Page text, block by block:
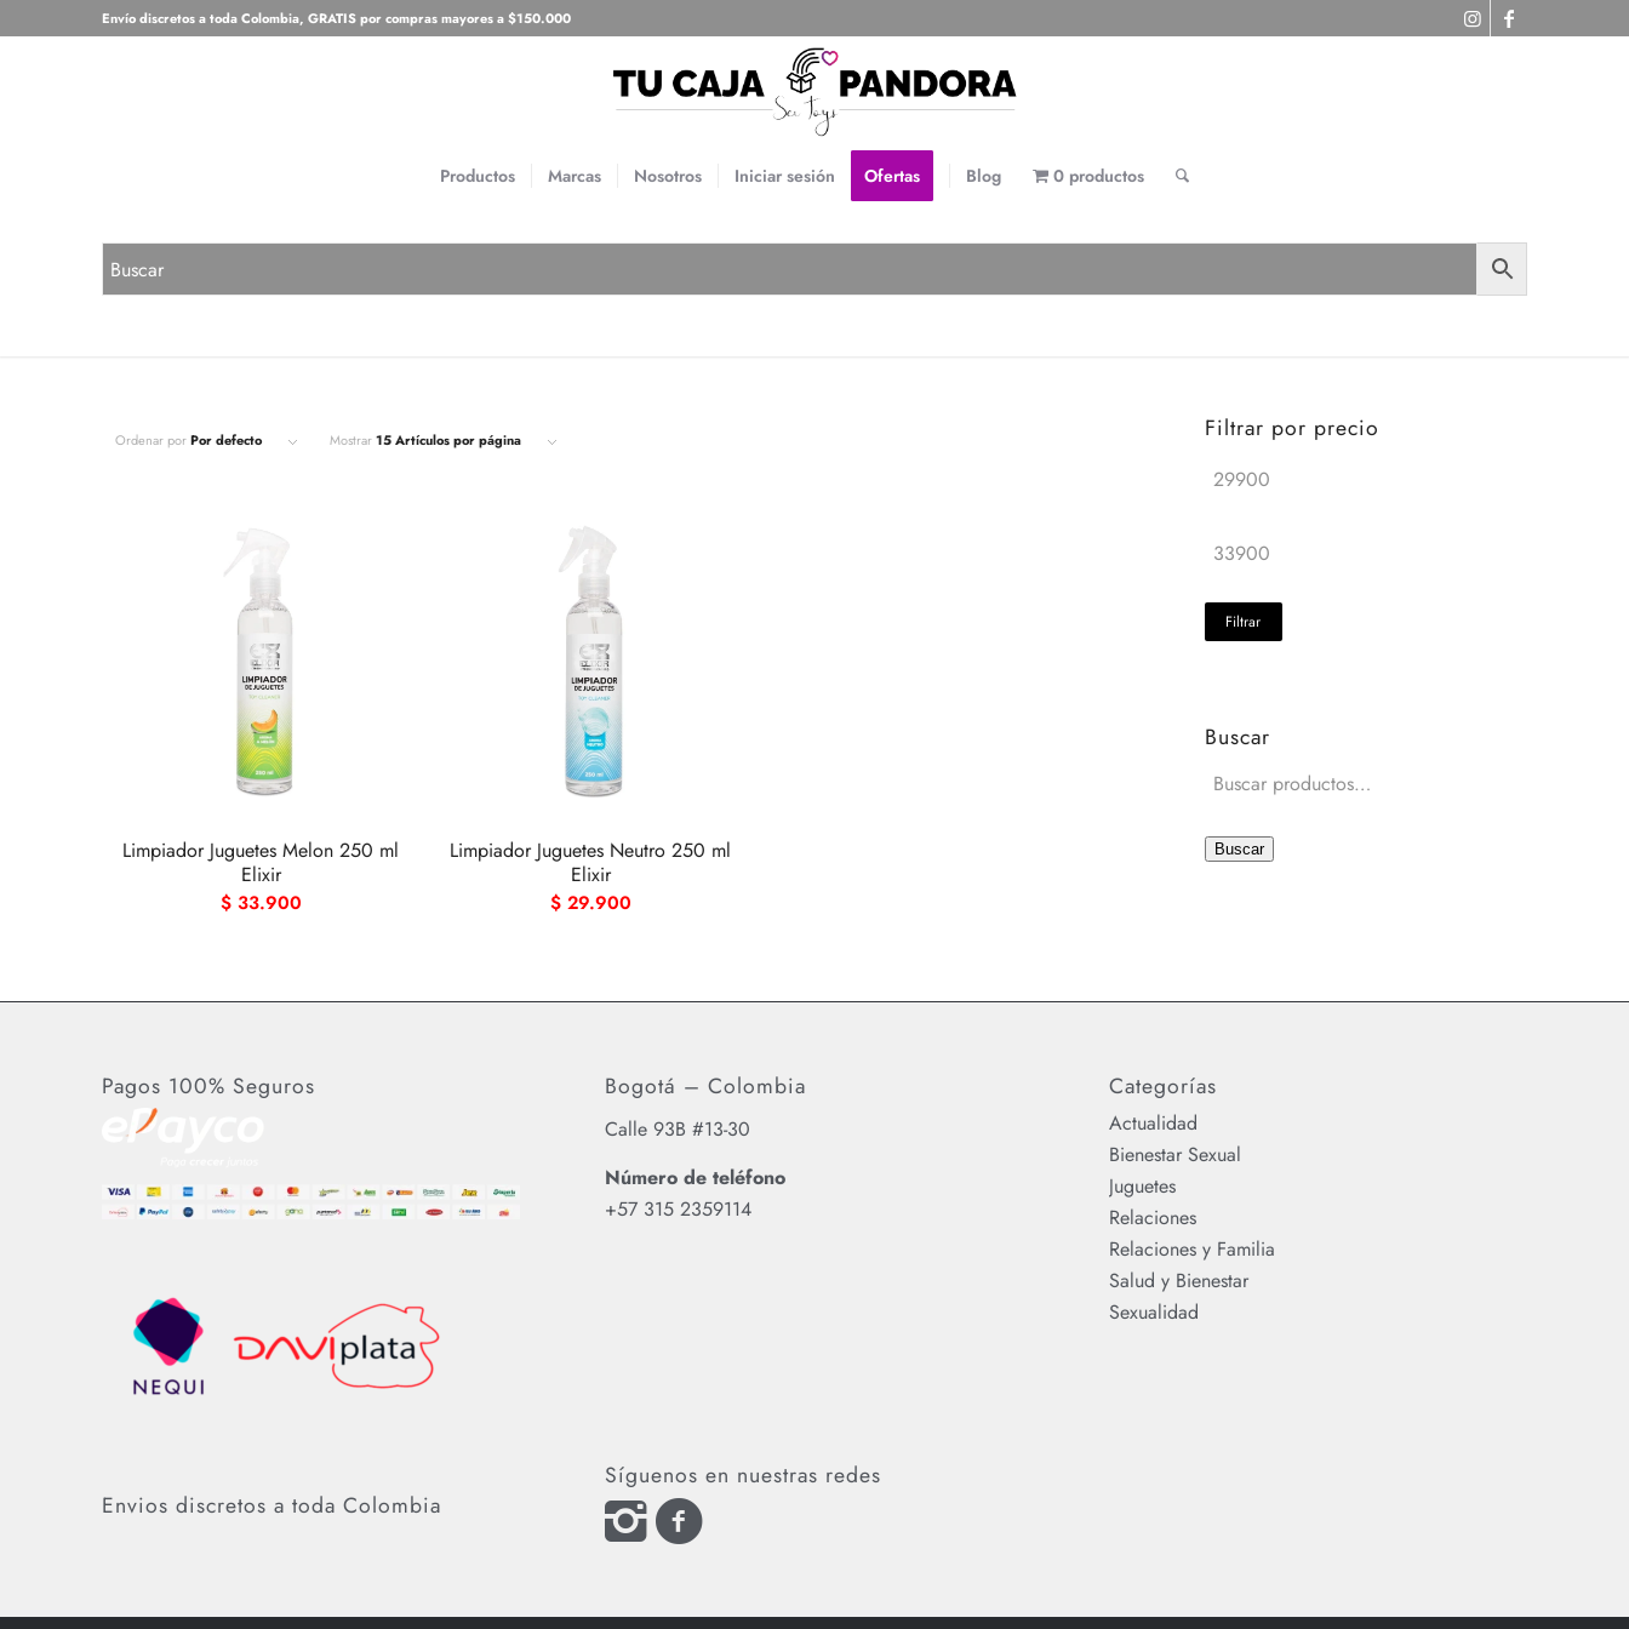
Envío discretos a toda Colombia, GRATIS por compras mayores a $150.000
Productos Marcas Nosotros Iniciar sesión Ofertas Blog 0 productos
Ordenar porPor defecto Mostrar15 Artículos por página
Limpiador Juguetes Melon 250 ml
Elixir
$33.900
Limpiador Juguetes Neutro 250 ml
Elixir
$29.900
Filtrar por precio
Filtrar
Buscar
Buscar
Pagos 100% Seguros
Envios discretos a toda Colombia
Bogotá – Colombia
Calle 93B #13-30
Número de teléfono
‪+57 315 2359114‬
Síguenos en nuestras redes
Categorías
Actualidad
Bienestar Sexual
Juguetes
Relaciones
Relaciones y Familia
Salud y Bienestar
Sexualidad